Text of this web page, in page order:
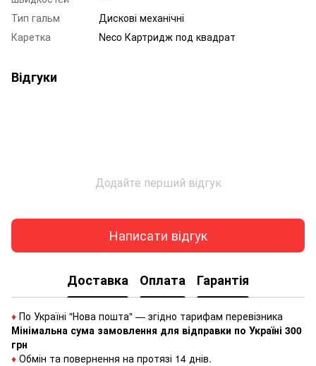
Тип гальм
Дискові механічні
Каретка
Neco Картридж под квадрат
Відгуки
Додайте перший відгук
Написати відгук
Доставка Оплата Гарантія
♦ По Україні "Нова пошта" — згідно тарифам перевізника
Мінімальна сума замовлення для відправки по Україні 300
грн
♦ Обмін та повернення на протязі 14 днів.